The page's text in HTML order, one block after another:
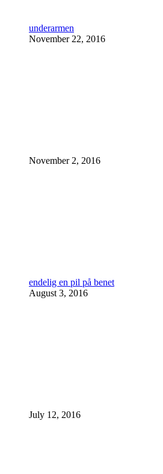
underarmen
November 22, 2016
November 2, 2016
endelig en pil på benet
August 3, 2016
July 12, 2016